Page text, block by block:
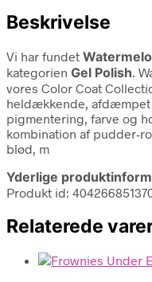
Beskrivelse
Vi har fundet
kategorien Gel Polish.
vores Color Coat
heldækkende, afdæmpet
pigmentering, farve og
kombination af pudder-
blød, m
Yderlige
Produkt id:
Relaterede